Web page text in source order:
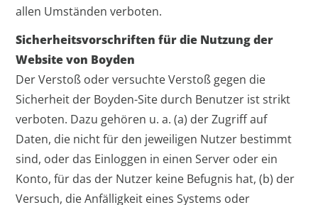
allen Umständen verboten.
Sicherheitsvorschriften für die Nutzung der
Website von Boyden
Der Verstoß oder versuchte Verstoß gegen die
Sicherheit der Boyden-Site durch Benutzer ist strikt
verboten. Dazu gehören u. a. (a) der Zugriff auf
Daten, die nicht für den jeweiligen Nutzer bestimmt
sind, oder das Einloggen in einen Server oder ein
Konto, für das der Nutzer keine Befugnis hat, (b) der
Versuch, die Anfälligkeit eines Systems oder